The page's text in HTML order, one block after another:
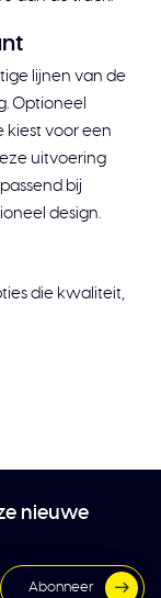
lijnen van de
Optioneel
kiest voor een
uitvoering
bij
design.
die kwaliteit,
nieuwe
Abonneer